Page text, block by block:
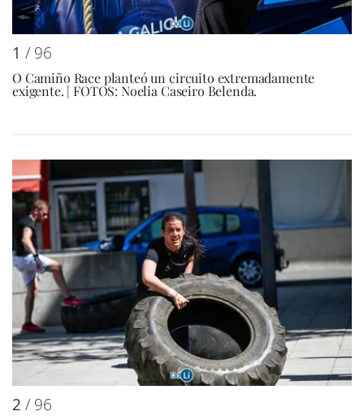
1 / 96
O Camiño Race planteó un circuito extremadamente
exigente. | FOTOS: Noelia Caseiro Belenda.
2 / 96